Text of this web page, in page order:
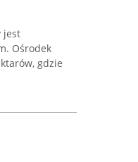
jest
Ośrodek
gdzie